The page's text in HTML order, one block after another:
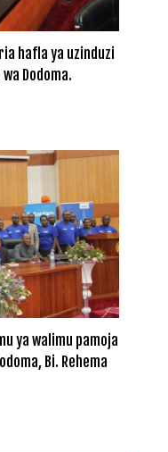
hafla ya uzinduzi
Dodoma.
ya walimu pamoja
Bi. Rehema